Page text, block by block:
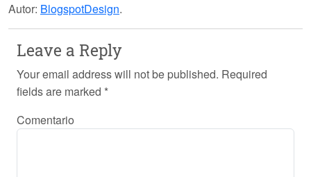
Autor: BlogspotDesign.
Leave a Reply
Your email address will not be published. Required
fields are marked *
Comentario